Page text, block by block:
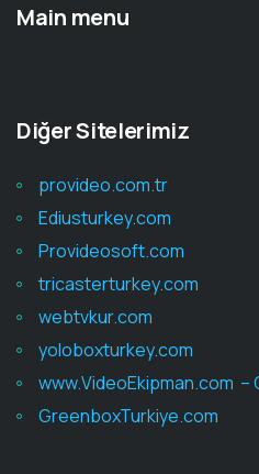
Main menu
Diğer Sitelerimiz
provideo.com.tr
Ediusturkey.com
Provideosoft.com
tricasterturkey.com
webtvkur.com
yoloboxturkey.com
www.VideoEkipman.com –
GreenboxTurkiye.com